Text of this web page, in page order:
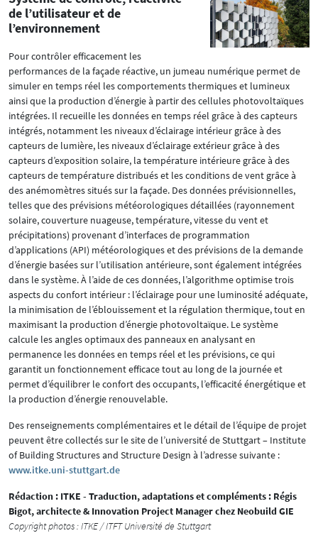
de l’utilisateur et de
l’environnement
Pour contrôler efficacement les
performances de la façade réactive, un jumeau numérique permet de
simuler en temps réel les comportements thermiques et lumineux
ainsi que la production d’énergie à partir des cellules photovoltaïques
intégrées. Il recueille les données en temps réel grâce à des capteurs
intégrés, notamment les niveaux d’éclairage intérieur grâce à des
capteurs de lumière, les niveaux d’éclairage extérieur grâce à des
capteurs d’exposition solaire, la température intérieure grâce à des
capteurs de température distribués et les conditions de vent grâce à
des anémomètres situés sur la façade. Des données prévisionnelles,
telles que des prévisions météorologiques détaillées (rayonnement
solaire, couverture nuageuse, température, vitesse du vent et
précipitations) provenant d’interfaces de programmation
d’applications (API) météorologiques et des prévisions de la demande
d’énergie basées sur l’utilisation antérieure, sont également intégrées
dans le système. À l’aide de ces données, l’algorithme optimise trois
aspects du confort intérieur : l’éclairage pour une luminosité adéquate,
la minimisation de l’éblouissement et la régulation thermique, tout en
maximisant la production d’énergie photovoltaïque. Le système
calcule les angles optimaux des panneaux en analysant en
permanence les données en temps réel et les prévisions, ce qui
garantit un fonctionnement efficace tout au long de la journée et
permet d’équilibrer le confort des occupants, l’efficacité énergétique et
la production d’énergie renouvelable.
Des renseignements complémentaires et le détail de l’équipe de projet
peuvent être collectés sur le site de l’université de Stuttgart – Institute
of Building Structures and Structure Design à l’adresse suivante :
www.itke.uni-stuttgart.de
Rédaction : ITKE - Traduction, adaptations et compléments : Régis
Bigot, architecte & Innovation Project Manager chez Neobuild GIE
Copyright photos : ITKE / ITFT Université de Stuttgart